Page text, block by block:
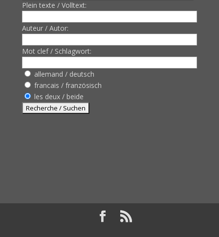
Plein texte / Volltext:
Auteur / Autor:
Mot clef / Schlagwort:
allemand / deutsch
francais / französisch
les deux / beide